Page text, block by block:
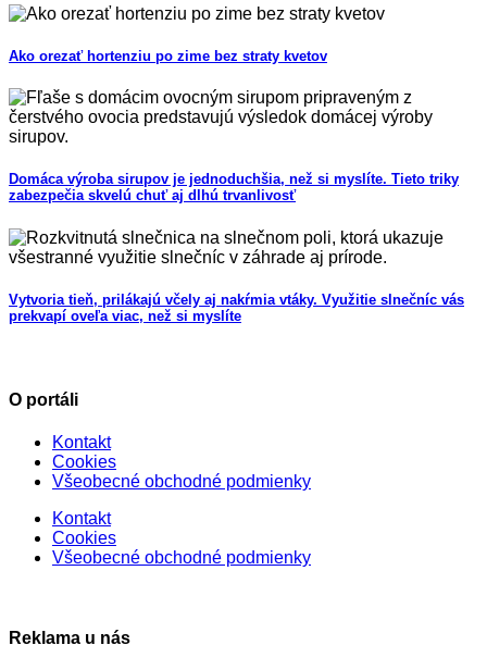
Ako orezať hortenziu po zime bez straty kvetov
Domáca výroba sirupov je jednoduchšia, než si myslíte. Tieto triky
zabezpečia skvelú chuť aj dlhú trvanlivosť
Vytvoria tieň, prilákajú včely aj nakŕmia vtáky. Využitie slnečníc vás
prekvapí oveľa viac, než si myslíte
O portáli
Kontakt
Cookies
Všeobecné obchodné podmienky
Kontakt
Cookies
Všeobecné obchodné podmienky
Reklama u nás